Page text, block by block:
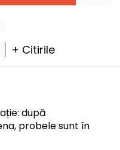
+ Citirile
după
probele sunt în